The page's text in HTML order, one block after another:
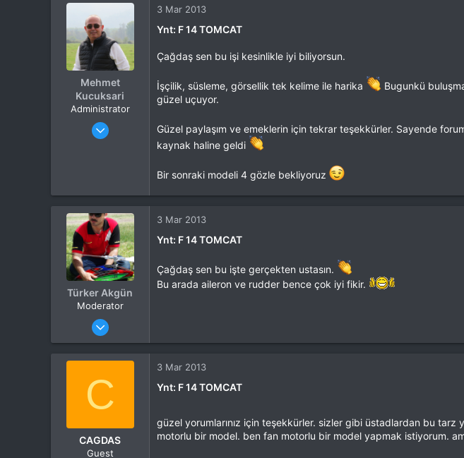
Mehmet
Kucuksari
Administrator
4 Eki 2012
Mesajlar
3 Mar 2013
Ynt: F 14 TOMCAT
Çağdaş sen bu işi kesinlikle iyi biliyorsun.
İşçilik, süsleme, görsellik tek kelime ile harika
Bugunkü
güzel uçuyor.
Güzel paylaşım ve emeklerin için tekrar teşekkürler. Sayende
kaynak haline geldi
Bir sonraki modeli 4 gözle bekliyoruz
Türker Akgün
Moderator
4 Eki 2012
Mesajlar
Tepkime puanı
15,560
Yaş
46
Kocaeli
İlgi Alanı
3 Mar 2013
Ynt: F 14 TOMCAT
Çağdaş sen bu işte gerçekten ustasın.
Bu arada aileron ve rudder bence çok iyi fikir.
C
CAGDAS
Guest
3 Mar 2013
Ynt: F 14 TOMCAT
güzel yorumlarınız için teşekkürler. sizler gibi üstadlardan bu tarz
motorlu bir model. ben fan motorlu bir model yapmak istiyorum.